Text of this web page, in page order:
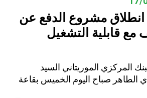
انطلاق مشروع الدفع عن
مع قابلية التشغيل
المركزي الموريتاني السيد
الطاهر صباح اليوم الخميس بقاعة